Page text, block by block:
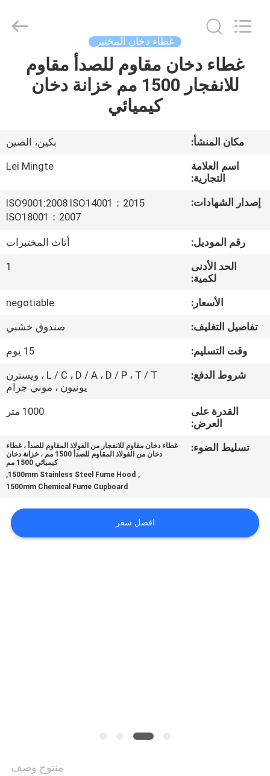
المنزل
حولنا
في
مراقبة
اتصل
أخبار
الحالات
اطلب
خريطة
equipment
غطاء دخان المختبر
غطاء دخان مقاوم للصدأ مقاوم
للانفجار 1500 مم خزانة دخان
كيميائي
مكان المنشأ:
بكين، الصين
اسم العلامة
التجارية:
Lei Mingte
إصدار الشهادات:
ISO9001:2008 ISO14001：2015
ISO18001：2007
رقم الموديل:
أثاث المختبرات
الحد الأدنى
لكمية:
1
الأسعار:
negotiable
تفاصيل التغليف:
صندوق خشبي
وقت التسليم:
15 يوم
شروط الدفع:
L / C ، D / A ، D / P ، T / T ، ويسترن
يونيون ، موني جرام
القدرة على
العرض:
1000 متر
تسليط الضوء:
غطاء دخان مقاوم للانفجار من الفولاذ المقاوم للصدأ ، غطاء
دخان من الفولاذ المقاوم للصدأ 1500 مم ، خزانة دخان
كيميائي 1500 مم
,
1500mm Stainless Steel Fume Hood
,
1500mm Chemical Fume Cupboard
افضل سعر
منتوج وصف